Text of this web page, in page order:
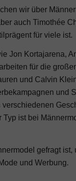
wir über
auch Timothée
für viele ist.
Jon Kortajarena,
für die
und Calvin
und
verschiedenen
Typ ist bei
gefragt ist,
und Werbung.